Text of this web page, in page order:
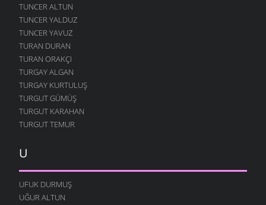
TUNCER ALTUN
TUNCER YALDUZ
TUNCER YAVUZ
TURAN DURAN
TURAN ORAKÇI
TURGAY ALGAN
TURGAY KURTULUŞ
TURGUT GÜMÜŞ
TURGUT KARAHAN
TURGUT TEMUR
U
UFUK DURMUŞ
UĞUR ALTUN